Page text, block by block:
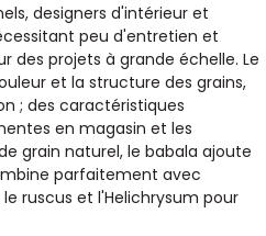
designers d'intérieur et
peu d'entretien et
projets à grande échelle. Le
et la structure des grains,
; des caractéristiques
en magasin et les
grain naturel, le babala ajoute
parfaitement avec
ruscus et l'Helichrysum pour